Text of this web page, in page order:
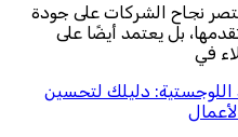
نجاح الشركات على جودة
بل يعتمد أيضًا على
في
اللوجستية: دليلك لتحسين